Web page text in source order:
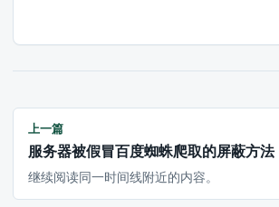
上一篇
服务器被假冒百度蜘蛛爬取的屏蔽方法
继续阅读同一时间线附近的内容。